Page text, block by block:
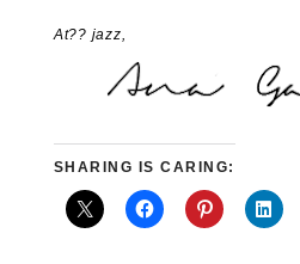
At?? jazz,
SHARING IS CARING: